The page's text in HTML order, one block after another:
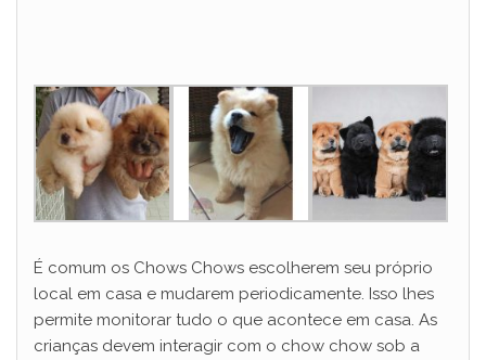
É comum os Chows Chows escolherem seu próprio
local em casa e mudarem periodicamente. Isso lhes
permite monitorar tudo o que acontece em casa. As
crianças devem interagir com o chow chow sob a